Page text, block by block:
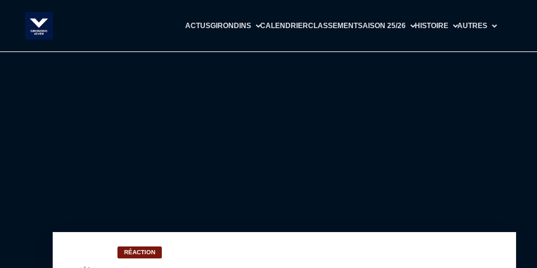
ACTUSGIRONDINS CALENDRIERCLASSEMENTSAISON 25/26 HISTOIRE AUTRES
RÉACTION